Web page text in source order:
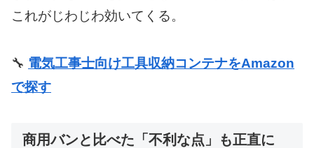
これがじわじわ効いてくる。
🔧 電気工事士向け工具収納コンテナをAmazon
で探す
商用バンと比べた「不利な点」も正直に